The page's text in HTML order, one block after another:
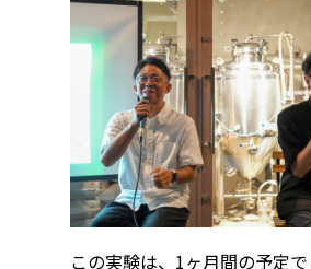
この実験は、1ヶ月間の予定